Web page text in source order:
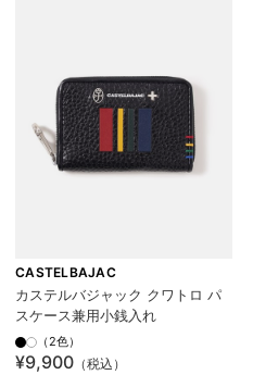
CASTELBAJAC
カステルバジャック クワトロ パ
スケース兼用小銭入れ
（2色）
¥9,900 （税込）